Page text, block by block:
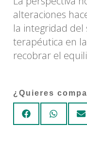
alteraciones
la integridad del
terapéutica en
recobrar el
¿Quieres
Compartir
en
Facebook
en